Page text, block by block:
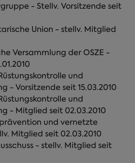
- Stellv. Vorsitzende seit
Union - stellv. Mitglied
Versammlung der OSZE -
und
- Vorsitzende seit 15.03.2010
und
- Mitglied seit 02.03.2010
und vernetzte
Mitglied seit 02.03.2010
- stellv. Mitglied seit